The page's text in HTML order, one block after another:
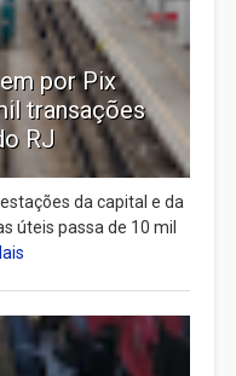
por Pix
transações
RJ
da capital e da
úteis passa de 10 mil